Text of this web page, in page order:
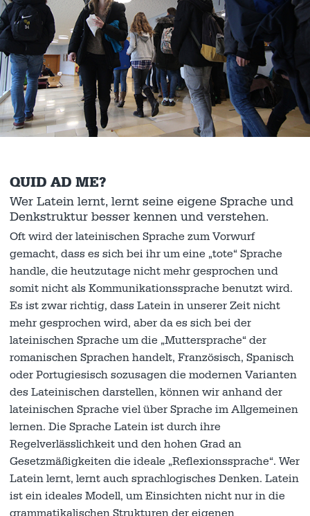
QUID AD ME?
Wer Latein lernt, lernt seine eigene Sprache und
Denkstruktur besser kennen und verstehen.
Oft wird der lateinischen Sprache zum Vorwurf
gemacht, dass es sich bei ihr um eine „tote“ Sprache
handle, die heutzutage nicht mehr gesprochen und
somit nicht als Kommunikationssprache benutzt wird.
Es ist zwar richtig, dass Latein in unserer Zeit nicht
mehr gesprochen wird, aber da es sich bei der
lateinischen Sprache um die „Muttersprache“ der
romanischen Sprachen handelt, Französisch, Spanisch
oder Portugiesisch sozusagen die modernen Varianten
des Lateinischen darstellen, können wir anhand der
lateinischen Sprache viel über Sprache im Allgemeinen
lernen. Die Sprache Latein ist durch ihre
Regelverlässlichkeit und den hohen Grad an
Gesetzmäßigkeiten die ideale „Reflexionssprache“. Wer
Latein lernt, lernt auch sprachlogisches Denken. Latein
ist ein ideales Modell, um Einsichten nicht nur in die